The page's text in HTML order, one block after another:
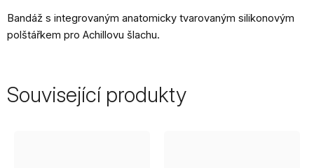
Bandáž s integrovaným anatomicky tvarovaným silikonovým
polštářkem pro Achillovu šlachu.
Související produkty